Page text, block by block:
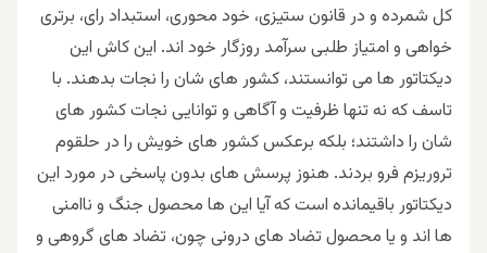
کل شمرده و در قانون ستیزی، خود محوری، استبداد رای، برتری
خواهی و امتیاز طلبی سرآمد روزگار خود اند. این کاش این
دیکتاتور ها می توانستند، کشور های شان را نجات بدهند. با
تاسف که نه تنها ظرفیت و آگاهی و توانایی نجات کشور های
شان را داشتند؛ بلکه برعکس کشور های خویش را در حلقوم
تروریزم فرو بردند. هنوز پرسش های بدون پاسخی در مورد این
دیکتاتور باقیمانده است که آیا این ها محصول جنگ و ناامنی
ها اند و یا محصول تضاد های درونی چون، تضاد های گروهی و